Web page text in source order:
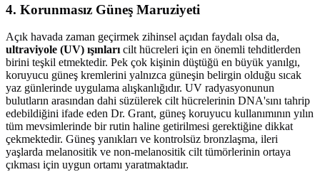
4. Korunmasız Güneş Maruziyeti
Açık havada zaman geçirmek zihinsel açıdan faydalı olsa da,
ultraviyole (UV) ışınlarıcilt hücreleri için en önemli tehditlerden
birini teşkil etmektedir. Pek çok kişinin düştüğü en büyük yanılgı,
koruyucu güneş kremlerini yalnızca güneşin belirgin olduğu sıcak
yaz günlerinde uygulama alışkanlığıdır. UV radyasyonunun
bulutların arasından dahi süzülerek cilt hücrelerinin DNA'sını tahrip
edebildiğini ifade eden Dr. Grant, güneş koruyucu kullanımının yılın
tüm mevsimlerinde bir rutin haline getirilmesi gerektiğine dikkat
çekmektedir. Güneş yanıkları ve kontrolsüz bronzlaşma, ileri
yaşlarda melanositik ve non-melanositik cilt tümörlerinin ortaya
çıkması için uygun ortamı yaratmaktadır.